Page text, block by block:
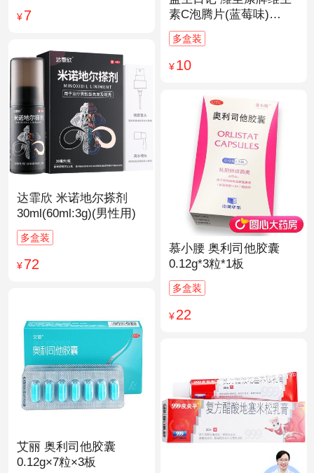
¥7
素C泡腾片(蓝莓味)
4.0g*20片
多盒装
¥10
达霏欣 米诺地尔搽剂
30ml(60ml:3g)(男性用)
多盒装
¥72
慕小腰 奥利司他胶囊
0.12g*3粒*1板
多盒装
¥22
艾丽 奥利司他胶囊
0.12g×7粒×3板